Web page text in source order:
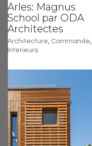
Arles: Magnus
School par ODA
Architectes
Architecture, Commande,
Intérieurs